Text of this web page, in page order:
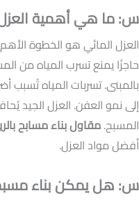
س: ما هي أهمية العزل
العزل المائي هو الخطوة
حاجزًا يمنع تسرب المياه من
بالمبنى. تسربات المياه تُسبب
إلى نمو العفن. العزل الجيد
المسبح.مقاول بناء مسابح
أفضل مواد العزل.
س: هل يمكن بناء